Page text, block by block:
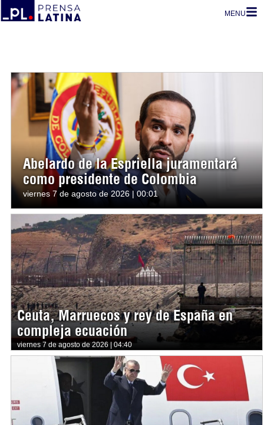
MENU
Abelardo de la Espriella juramentará
como presidente de Colombia
viernes 7 de agosto de 2026 | 00:01
Ceuta, Marruecos y rey de España en
compleja ecuación
viernes 7 de agosto de 2026 | 04:40